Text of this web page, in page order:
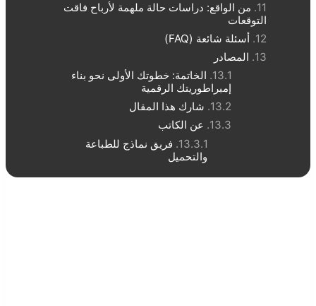
من الواقع: دراسات حالة ملهمة لأرباح فاقت
التوقعات
أسئلة شائعة (FAQ)
المصادر
الخاتمة: خطوتك الأولى نحو بناء
إمبراطوريتك الرقمية
شارك هذا المقال
عن الكاتب
فريق نماذج للطباعة
والتحميل